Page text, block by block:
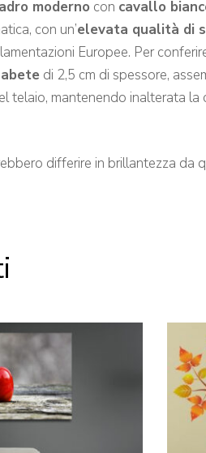
moderno con cavallo
con un’elevata qualità di
Europee. Per
di 2,5 cm di spessore,
telaio, mantenendo inalterata la
differire in brillantezza da